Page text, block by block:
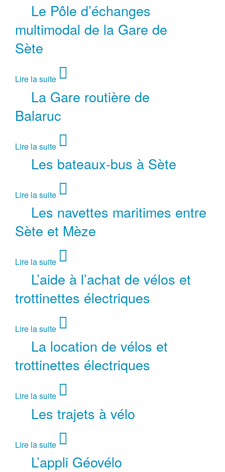
Le Pôle d’échanges
multimodal de la Gare de
Sète
Lire la suite
La Gare routière de
Balaruc
Lire la suite
Les bateaux-bus à Sète
Lire la suite
Les navettes maritimes entre
Sète et Mèze
Lire la suite
L’aide à l’achat de vélos et
trottinettes électriques
Lire la suite
La location de vélos et
trottinettes électriques
Lire la suite
Les trajets à vélo
Lire la suite
L’appli Géovélo